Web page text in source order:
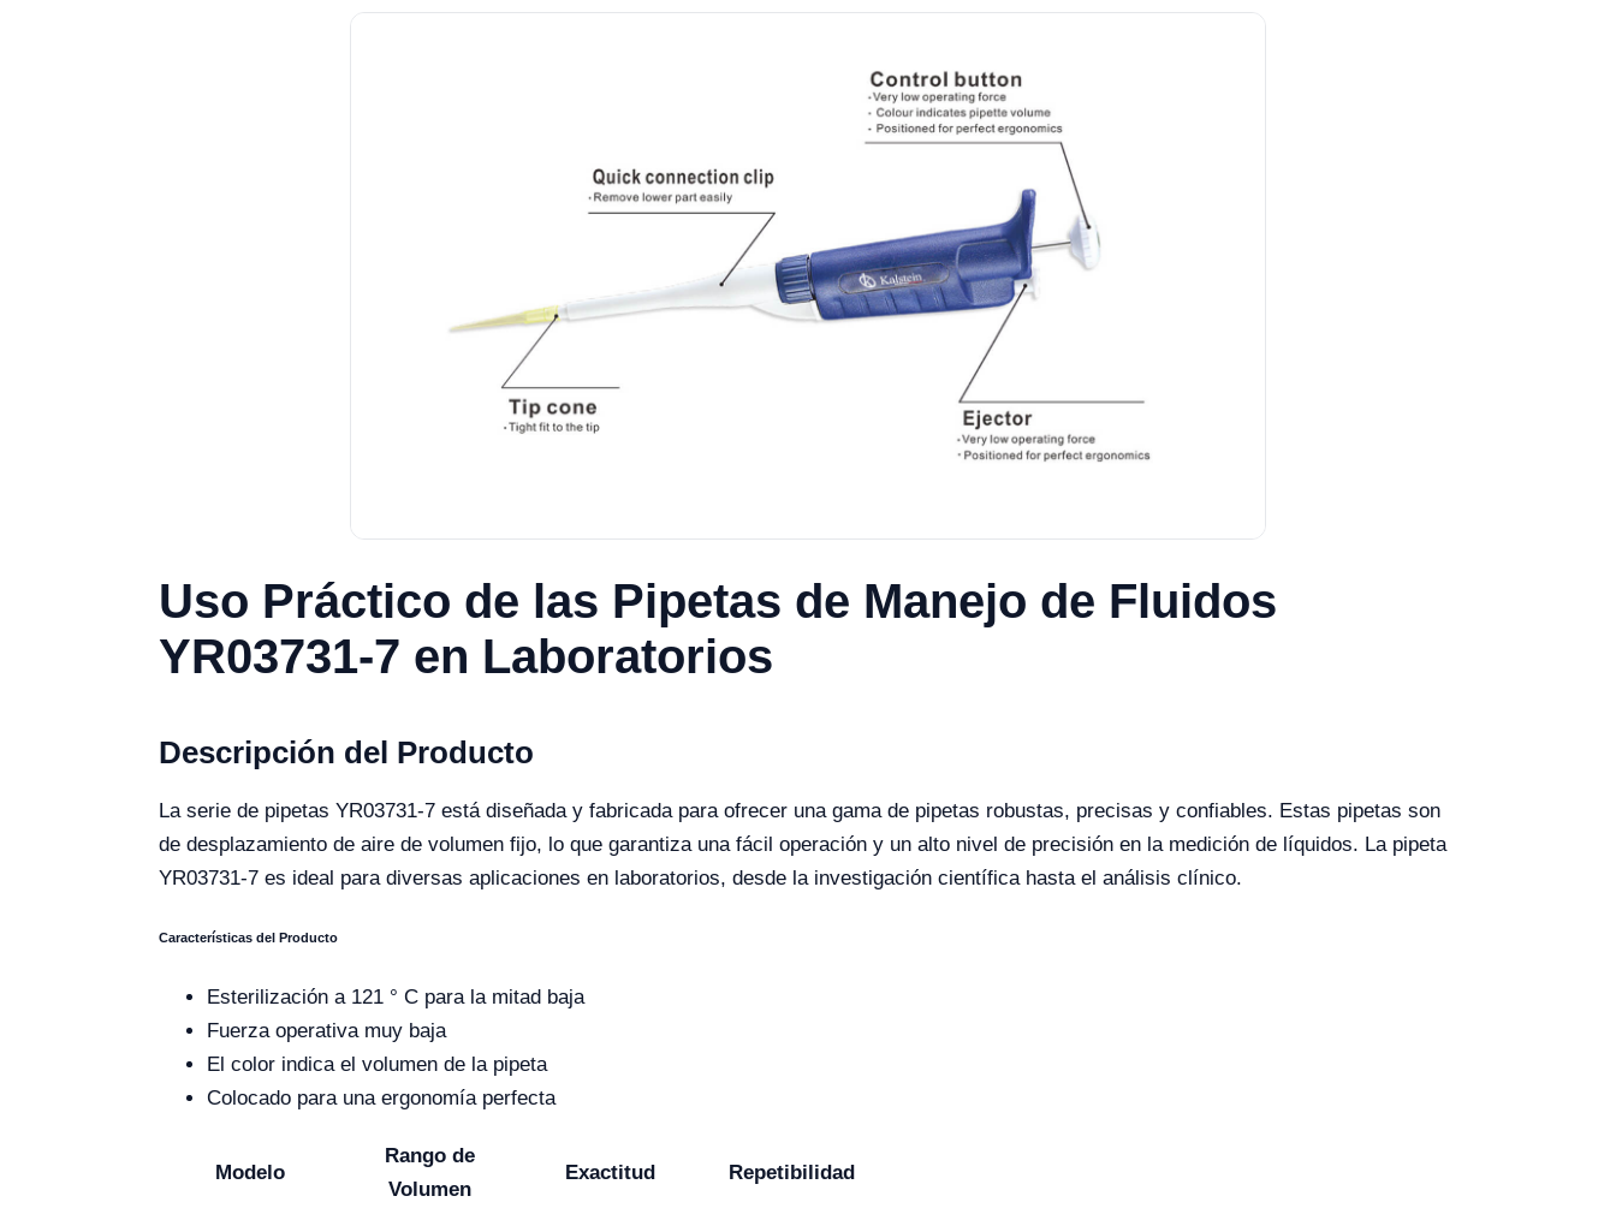
Uso Práctico de las Pipetas de Manejo de Fluidos
YR03731-7 en Laboratorios
Descripción del Producto
La serie de pipetas YR03731-7 está diseñada y fabricada para ofrecer una gama de pipetas robustas, precisas y confiables. Estas pipetas son
de desplazamiento de aire de volumen fijo, lo que garantiza una fácil operación y un alto nivel de precisión en la medición de líquidos. La pipeta
YR03731-7 es ideal para diversas aplicaciones en laboratorios, desde la investigación científica hasta el análisis clínico.
Características del Producto
Esterilización a 121 ° C para la mitad baja
Fuerza operativa muy baja
El color indica el volumen de la pipeta
Colocado para una ergonomía perfecta
Modelo
Rango de
Volumen
Exactitud Repetibilidad